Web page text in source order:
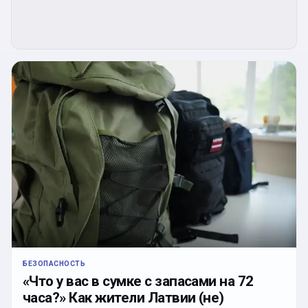
БЕЗОПАСНОСТЬ
«Что у вас в сумке с запасами на 72
часа?» Как жители Латвии (не)